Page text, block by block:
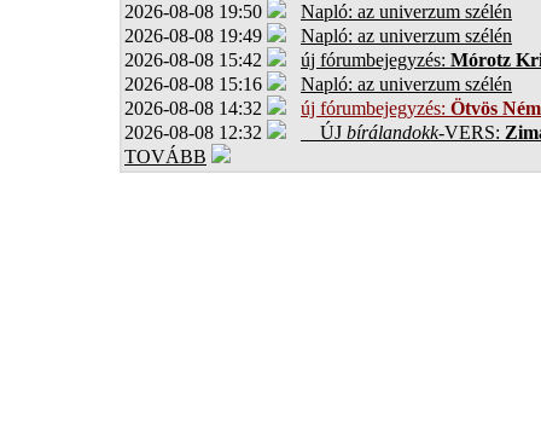
2026-08-08 19:50
Napló: az univerzum szélén
2026-08-08 19:49
Napló: az univerzum szélén
2026-08-08 15:42
új fórumbejegyzés: Mórotz
2026-08-08 15:16
Napló: az univerzum szélén
2026-08-08 14:32
új fórumbejegyzés: Ötvös
2026-08-08 12:32
ÚJ bírálandokk-VERS:
TOVÁBB